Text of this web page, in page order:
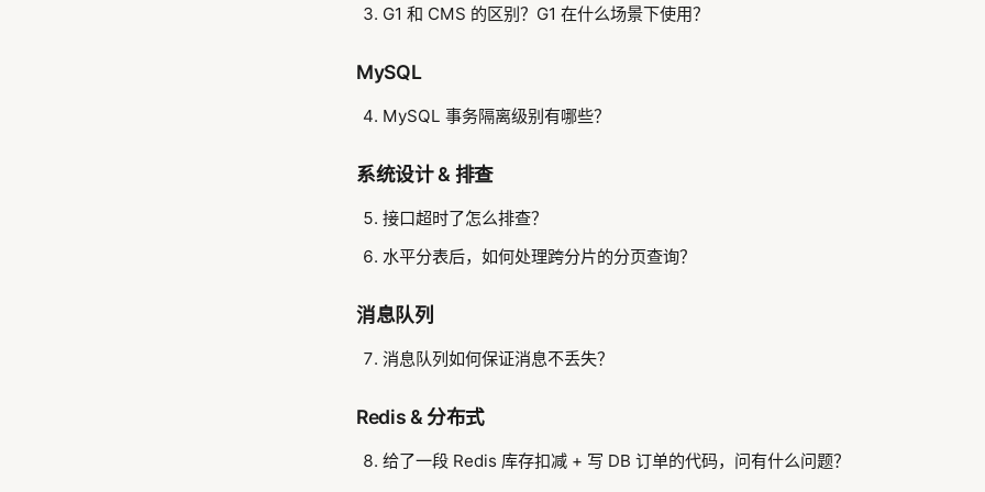
G1 和 CMS 的区别？G1 在什么场景下使用？
MySQL
MySQL 事务隔离级别有哪些？
系统设计 & 排查
接口超时了怎么排查？
水平分表后，如何处理跨分片的分页查询？
消息队列
消息队列如何保证消息不丢失？
Redis & 分布式
给了一段 Redis 库存扣减 + 写 DB 订单的代码，问有什么问题？